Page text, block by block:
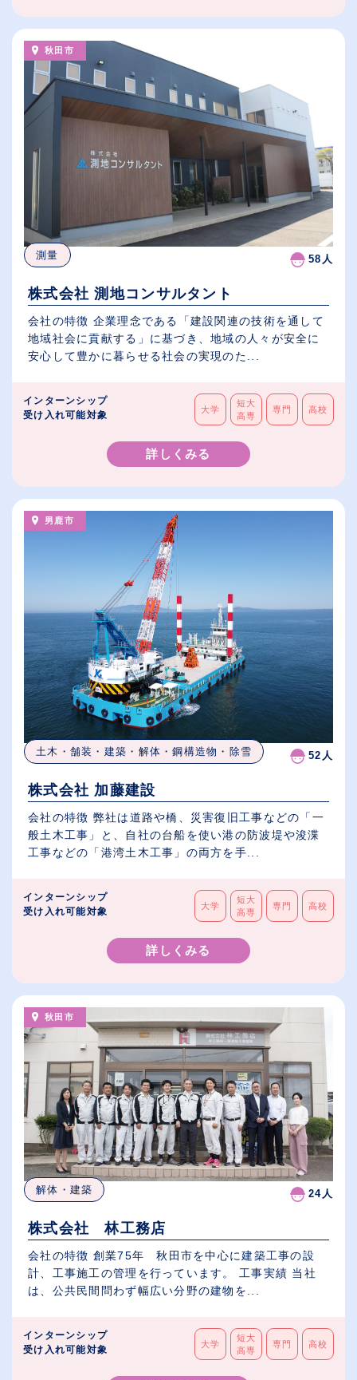
秋田市
測量 58人
株式会社 測地コンサルタント
会社の特徴 企業理念である「建設関連の技術を通して
地域社会に貢献する」に基づき、地域の人々が安全に
安心して豊かに暮らせる社会の実現のた...
インターンシップ
受け入れ可能対象
大学
短大
高専
専門 高校
詳しくみる
男鹿市
土木・舗装・建築・解体・鋼構造物・除雪 52人
株式会社 加藤建設
会社の特徴 弊社は道路や橋、災害復旧工事などの「一
般土木工事」と、自社の台船を使い港の防波堤や浚渫
工事などの「港湾土木工事」の両方を手...
インターンシップ
受け入れ可能対象
大学
短大
高専
専門 高校
詳しくみる
秋田市
解体・建築 24人
株式会社 林工務店
会社の特徴 創業75年 秋田市を中心に建築工事の設
計、工事施工の管理を行っています。 工事実績 当社
は、公共民間問わず幅広い分野の建物を...
インターンシップ
受け入れ可能対象
大学
短大
高専
専門 高校